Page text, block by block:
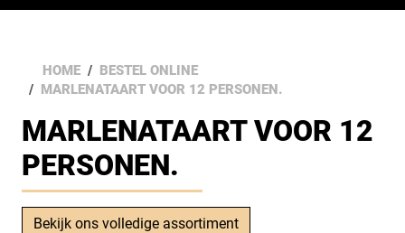
HOME
BESTEL ONLINE
MARLENATAART VOOR 12 PERSONEN.
MARLENATAART VOOR 12
PERSONEN.
Bekijk ons volledige assortiment